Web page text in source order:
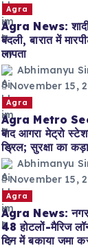
Agra
Agra News:
बदली, बारात में
लापता
Abhimanyu
November 15,
Agra
Agra Metro
बाद आगरा मेट्रो
ड्रिल; सुरक्षा का
Abhimanyu
November 15,
Agra
Agra News: नगर
48 होटलों-मैरिज
दिन में बकाया जमा